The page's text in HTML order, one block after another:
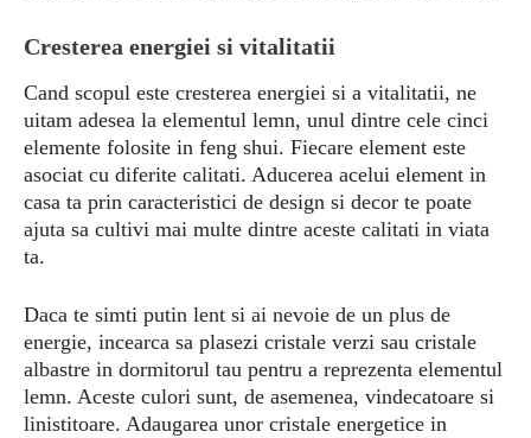
Cresterea energiei si vitalitatii
Cand scopul este cresterea energiei si a vitalitatii, ne
uitam adesea la elementul lemn, unul dintre cele cinci
elemente folosite in feng shui. Fiecare element este
asociat cu diferite calitati. Aducerea acelui element in
casa ta prin caracteristici de design si decor te poate
ajuta sa cultivi mai multe dintre aceste calitati in viata
ta.
Daca te simti putin lent si ai nevoie de un plus de
energie, incearca sa plasezi cristale verzi sau cristale
albastre in dormitorul tau pentru a reprezenta elementul
lemn. Aceste culori sunt, de asemenea, vindecatoare si
linistitoare. Adaugarea unor cristale energetice in